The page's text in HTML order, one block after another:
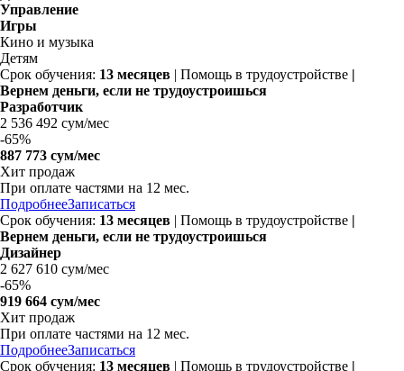
Управление
Игры
Кино и музыка
Детям
Срок обучения: 13 месяцев | Помощь в трудоустройстве |
Вернем деньги, если не трудоустроишься
Разработчик
2 536 492 сум/мес
-65%
887 773 сум/мес
Хит продаж
При оплате частями на 12 мес.
ПодробнееЗаписаться
Срок обучения: 13 месяцев | Помощь в трудоустройстве |
Вернем деньги, если не трудоустроишься
Дизайнер
2 627 610 сум/мес
-65%
919 664 сум/мес
Хит продаж
При оплате частями на 12 мес.
ПодробнееЗаписаться
Срок обучения: 13 месяцев | Помощь в трудоустройстве |